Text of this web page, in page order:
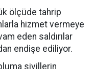
ölçüde tahrip
hizmet vermeye
eden saldırılar
endişe ediliyor.
sivillerin